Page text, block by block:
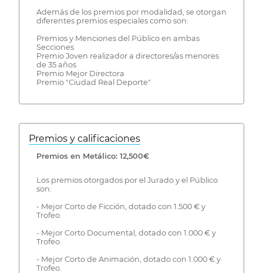
Además de los premios por modalidad, se otorgan
diferentes premios especiales como son:
Premios y Menciones del Público en ambas
Secciones
Premio Joven realizador a directores/as menores
de 35 años
Premio Mejor Directora
Premio "Ciudad Real Deporte"
Premios y calificaciones
Premios en Metálico: 12,500€
Los premios otorgados por el Jurado y el Público
son:
- Mejor Corto de Ficción, dotado con 1.500 € y
Trofeo.
- Mejor Corto Documental, dotado con 1.000 € y
Trofeo.
- Mejor Corto de Animación, dotado con 1.000 € y
Trofeo.